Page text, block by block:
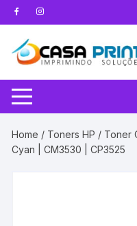
Pular
para
conteúdo
Home / Toners HP / Toner
Cyan | CM3530 | CP3525